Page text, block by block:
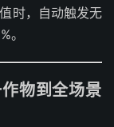
时，自动触发无
。
物到全场景